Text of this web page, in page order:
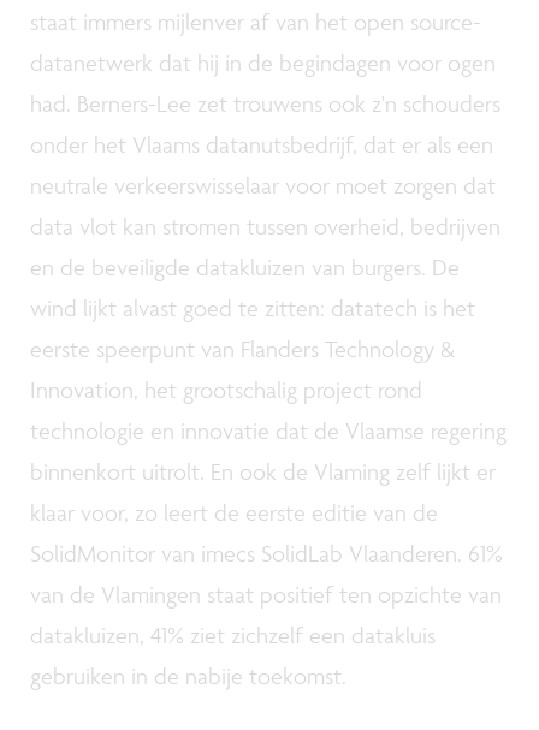
staat immers mijlenver af van het open source-
datanetwerk dat hij in de begindagen voor ogen
had. Berners-Lee zet trouwens ook z'n schouders
onder het Vlaams datanutsbedrijf, dat er als een
neutrale verkeerswisselaar voor moet zorgen dat
data vlot kan stromen tussen overheid, bedrijven
en de beveiligde datakluizen van burgers. De
wind lijkt alvast goed te zitten: datatech is het
eerste speerpunt van Flanders Technology &
Innovation, het grootschalig project rond
technologie en innovatie dat de Vlaamse regering
binnenkort uitrolt. En ook de Vlaming zelf lijkt er
klaar voor, zo leert de eerste editie van de
SolidMonitor van imecs SolidLab Vlaanderen. 61%
van de Vlamingen staat positief ten opzichte van
datakluizen, 41% ziet zichzelf een datakluis
gebruiken in de nabije toekomst.